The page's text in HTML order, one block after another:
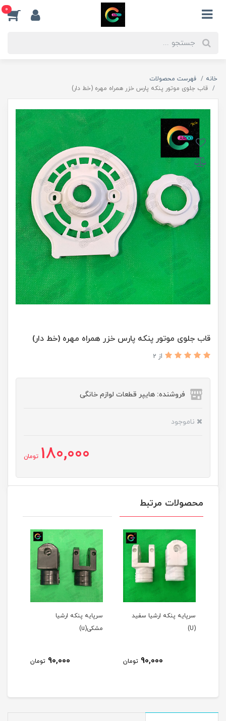
0
خانه
فهرست محصولات
قاب جلوی موتور پنکه پارس خزر همراه مهره (خط دار)
قاب جلوی موتور پنکه پارس خزر همراه مهره (خط دار)
از 2
فروشنده: هایپر قطعات لوازم خانگی
ناموجود
180,000 تومان
محصولات مرتبط
سرپایه پنکه ارشیا سفید
90,000 تومان
سرپایه پنکه ارشیا
مشکی(u)
90,000 تومان